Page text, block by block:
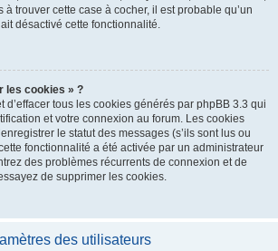
à trouver cette case à cocher, il est probable qu’un
désactivé cette fonctionnalité.
les cookies » ?
d’effacer tous les cookies générés par phpBB 3.3 qui
et votre connexion au forum. Les cookies
le statut des messages (s’ils sont lus ou
fonctionnalité a été activée par un administrateur
des problèmes récurrents de connexion et de
de supprimer les cookies.
des utilisateurs